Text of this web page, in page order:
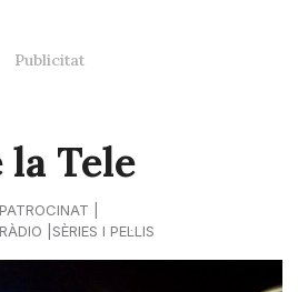
la Tele
RÀDIO SÈRIES I PEL·LIS